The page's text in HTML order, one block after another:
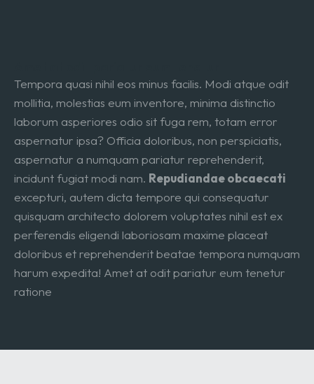
Tempora quasi nihil eos minus facilis. Modi atque odit
mollitia, molestias eum inventore, minima distinctio
laborum asperiores odio sit fuga rem, totam error
aspernatur ipsa? Officia doloribus, non perspiciatis,
aspernatur a numquam pariatur reprehenderit,
incidunt fugiat modi nam. Repudiandae obcaecati
excepturi, autem dicta tempore qui consequatur
quisquam architecto dolorem voluptates nihil est ex
perferendis eligendi laboriosam maxime placeat
doloribus et reprehenderit beatae tempora numquam
harum expedita! Amet at odit pariatur eum tenetur
ratione